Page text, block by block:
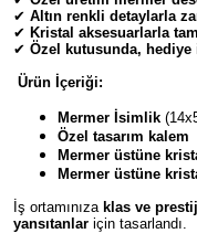
✔ Altın renkli detaylarla
✔ Kristal aksesuarlarla
✔ Özel kutusunda,
Ürün İçeriği:
Mermer İsimlik
Özel tasarım kalem
Mermer üstüne
Mermer üstüne
İş ortamınıza klas ve
yansıtanlar için tasarlandı.